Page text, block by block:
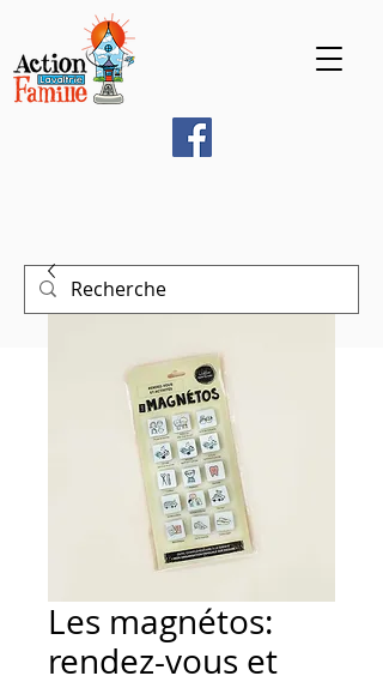
Les magnétos:
rendez-vous et